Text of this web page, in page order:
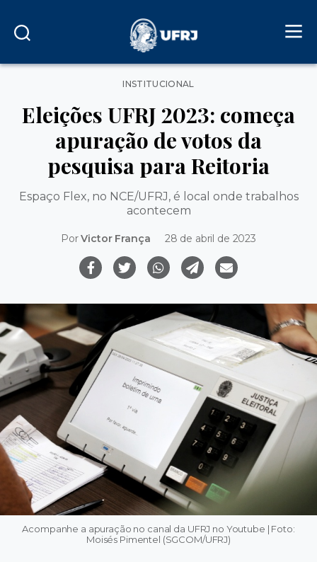
Categorias
INSTITUCIONAL
Eleições UFRJ 2023: começa
apuração de votos da
pesquisa para Reitoria
Espaço Flex, no NCE/UFRJ, é local onde trabalhos
acontecem
PorVictor França 28 de abril de 2023
Acompanhe a apuração no canal da UFRJ no Youtube | Foto:
Moisés Pimentel (SGCOM/UFRJ)